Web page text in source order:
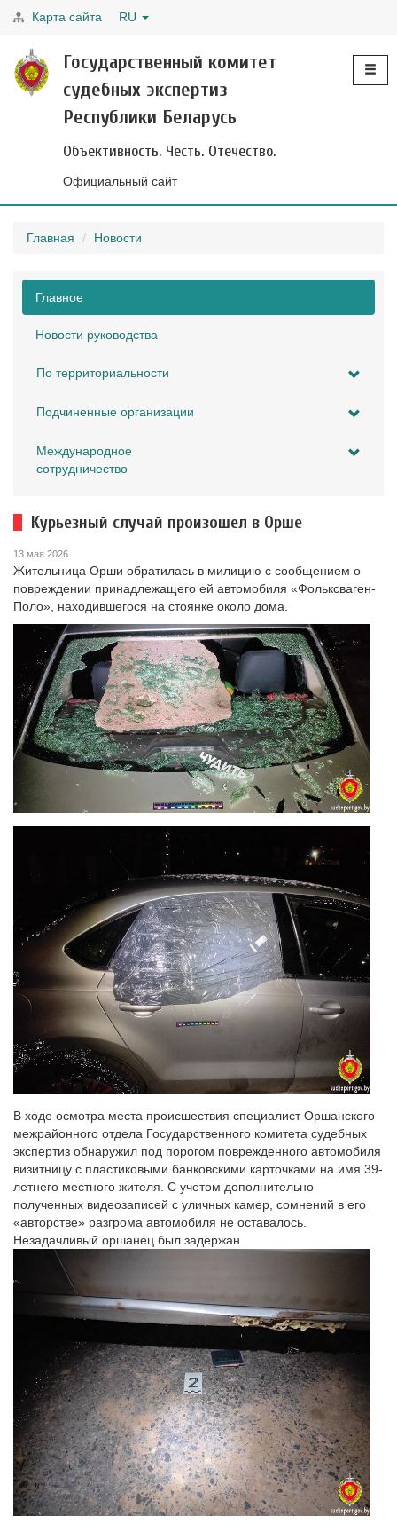
Карта сайта RU
Государственный комитет
судебных экспертиз
Республики Беларусь
Объективность. Честь. Отечество.
Официальный сайт
Главная Новости
Главное
Новости руководства
По территориальности
Подчиненные организации
Международное
сотрудничество
Курьезный случай произошел в Орше
13 мая 2026
Жительница Орши обратилась в милицию с сообщением о
повреждении принадлежащего ей автомобиля «Фольксваген-
Поло», находившегося на стоянке около дома.
В ходе осмотра места происшествия специалист Оршанского
межрайонного отдела Государственного комитета судебных
экспертиз обнаружил под порогом поврежденного автомобиля
визитницу с пластиковыми банковскими карточками на имя 39-
летнего местного жителя. С учетом дополнительно
полученных видеозаписей с уличных камер, сомнений в его
«авторстве» разгрома автомобиля не оставалось.
Незадачливый оршанец был задержан.